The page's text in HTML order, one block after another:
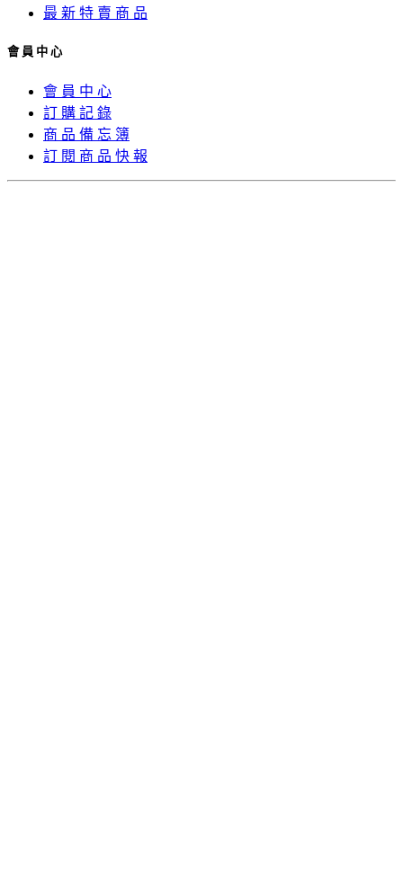
最 新 特 賣 商 品
會 員 中 心
會 員 中 心
訂 購 記 錄
商 品 備 忘 簿
訂 閱 商 品 快 報